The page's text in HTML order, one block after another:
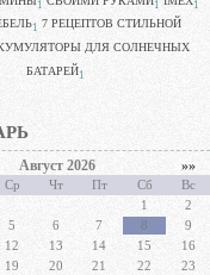
1 1 1
1 7 РЕЦЕПТОВ СТИЛЬНОЙ
ДЛЯ СОЛНЕЧНЫХ
БАТАРЕЙ1
Август 2026 »»
Ср Чт Пт Сб
Вс
1
2
5 6 7 8
9
12 13 14 15
16
19 20 21 22
23